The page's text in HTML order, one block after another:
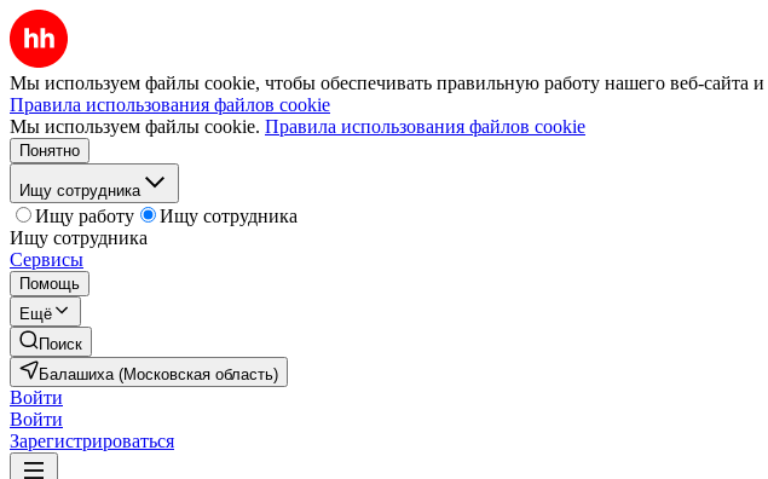
Мы используем файлы cookie, чтобы обеспечивать правильную работу нашего веб-сайта и
Правила использования файлов cookie
Мы используем файлы cookie. Правила использования файлов cookie
Понятно
Ищу сотрудника
Ищу работу
Ищу сотрудника
Ищу сотрудника
Сервисы
Помощь
Ещё
Поиск
Балашиха (Московская область)
Войти
Войти
Зарегистрироваться